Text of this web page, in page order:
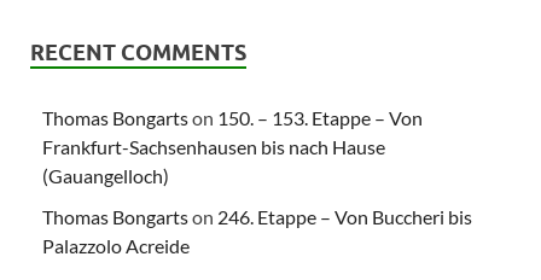
RECENT COMMENTS
Thomas Bongartson 150. – 153. Etappe – Von
Frankfurt-Sachsenhausen bis nach Hause
(Gauangelloch)
Thomas Bongartson 246. Etappe – Von Buccheri bis
Palazzolo Acreide